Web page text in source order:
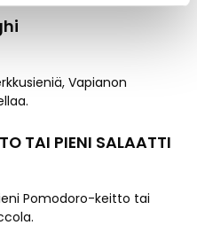
Vapianon
TAI PIENI SALAATTI
Pomodoro-keitto tai